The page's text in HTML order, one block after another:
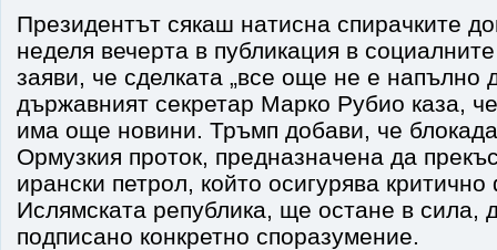
Президентът сякаш натисна спирачките
неделя вечерта в публикация в
заяви, че сделката „все още не е напълно
държавният секретар Марко Рубио каза,
има още новини. Тръмп добави, че
Ормузкия проток, предназначена да
ирански петрол, който осигурява
Ислямската република, ще остане в сила,
подписано конкретно споразумение.